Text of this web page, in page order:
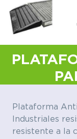
Plataforma
Industriales
resistente a la